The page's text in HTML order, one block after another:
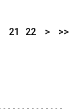
21 22 > >>